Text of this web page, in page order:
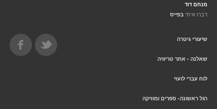
מנחם דוד
דברו איתי בפייס
שיעורי גיטרה
שאלנה - אתר טריוויה
לוח עברי לועזי
רגל ראשונה- ספרים ומוזיקה